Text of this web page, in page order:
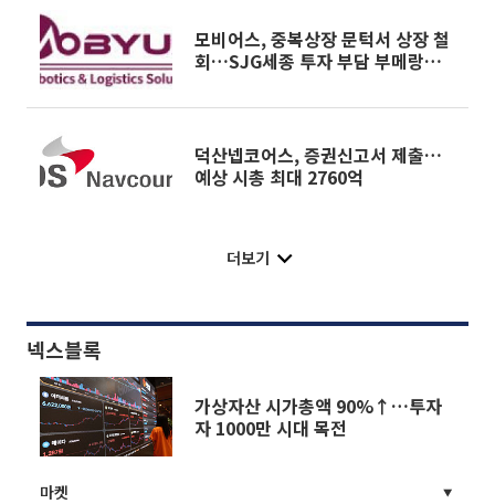
모비어스, 중복상장 문턱서 상장 철
회…SJG세종 투자 부담 부메랑
덕산넵코어스, 증권신고서 제출…
예상 시총 최대 2760억
더보기
넥스블록
가상자산 시가총액 90%↑…투자
자 1000만 시대 목전
마켓